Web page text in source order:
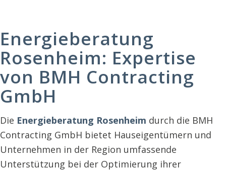
Energieberatung
Rosenheim: Expertise
von BMH Contracting
GmbH
Die Energieberatung Rosenheim durch die BMH
Contracting GmbH bietet Hauseigentümern und
Unternehmen in der Region umfassende
Unterstützung bei der Optimierung ihrer